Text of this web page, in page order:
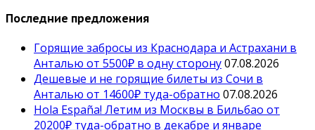
Последние предложения
Горящие забросы из Краснодара и Астрахани в
Анталью от 5500₽ в одну сторону07.08.2026
Дешевые и не горящие билеты из Сочи в
Анталью от 14600₽ туда-обратно 07.08.2026
Hola España! Летим из Москвы в Бильбао от
20200₽ туда-обратно в декабре и январе